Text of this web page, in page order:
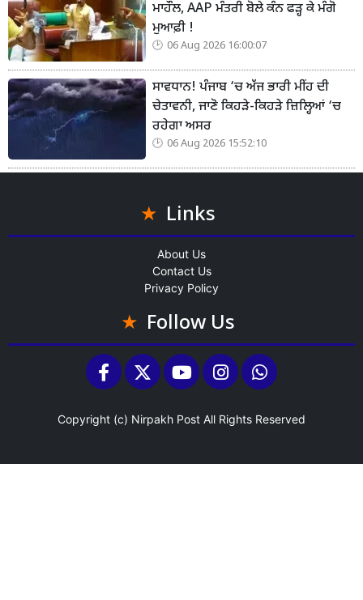
ਮਾਹੌਲ, AAP ਮੰਤਰੀ ਬੋਲੇ ਕੰਨ ਫੜ੍ਹ ਕੇ ਮੰਗੋ
ਮੁਆਫ਼ੀ !
06 Aug 2026 16:00:07
ਸਾਵਧਾਨ! ਪੰਜਾਬ ‘ਚ ਅੱਜ ਭਾਰੀ ਮੀਂਹ ਦੀ
ਚੇਤਾਵਨੀ, ਜਾਣੋ ਕਿਹੜੇ-ਕਿਹੜੇ ਜ਼ਿਲ੍ਹਿਆਂ ‘ਚ
ਰਹੇਗਾ ਅਸਰ
06 Aug 2026 15:52:10
Links
About Us
Contact Us
Privacy Policy
Follow Us
Copyright (c) Nirpakh Post All Rights Reserved